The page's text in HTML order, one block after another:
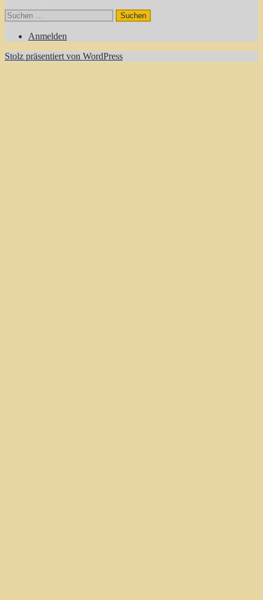
Suchen
nach:
Anmelden
Stolz präsentiert von WordPress